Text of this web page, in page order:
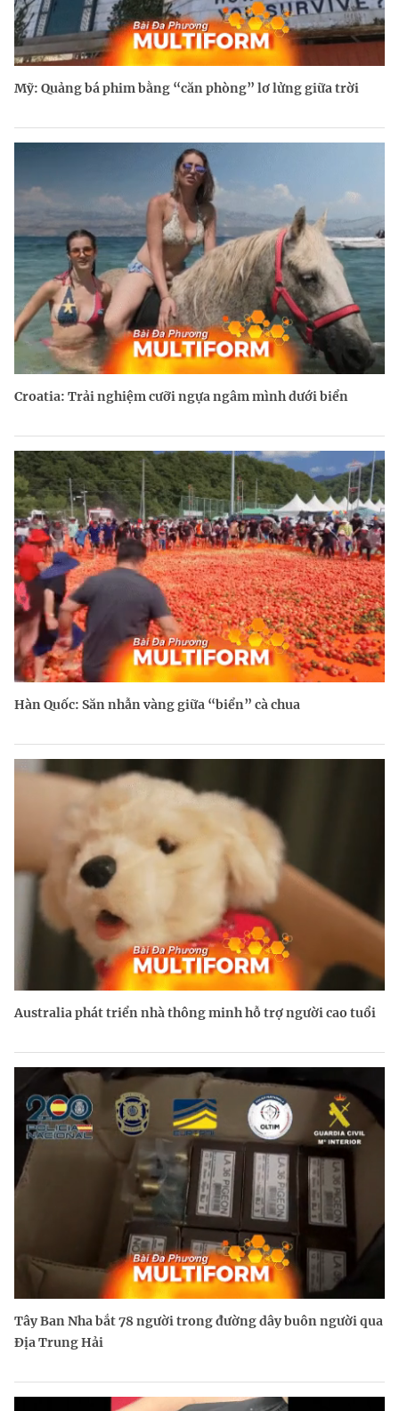
Mỹ: Quảng bá phim bằng “căn phòng” lơ lửng giữa trời
Croatia: Trải nghiệm cưỡi ngựa ngâm mình dưới biển
Hàn Quốc: Săn nhẫn vàng giữa “biển” cà chua
Australia phát triển nhà thông minh hỗ trợ người cao tuổi
Tây Ban Nha bắt 78 người trong đường dây buôn người qua
Địa Trung Hải